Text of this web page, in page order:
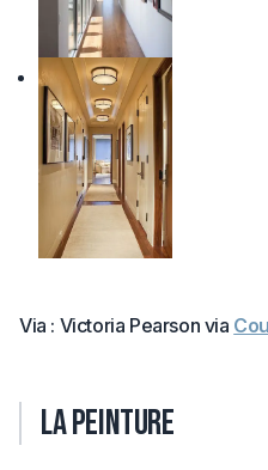
Via : Victoria Pearson via
La peinture